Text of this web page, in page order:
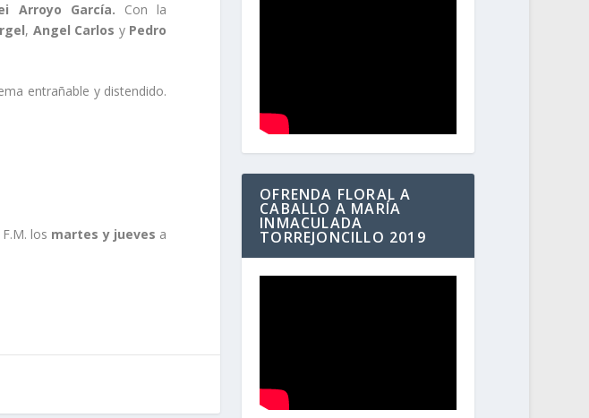
Arroyo García. Con la
, Angel Carlos y Pedro
entrañable y distendido.
los martes y jueves a
OFRENDA FLORAL A
CABALLO A MARÍA
INMACULADA
TORREJONCILLO 2019